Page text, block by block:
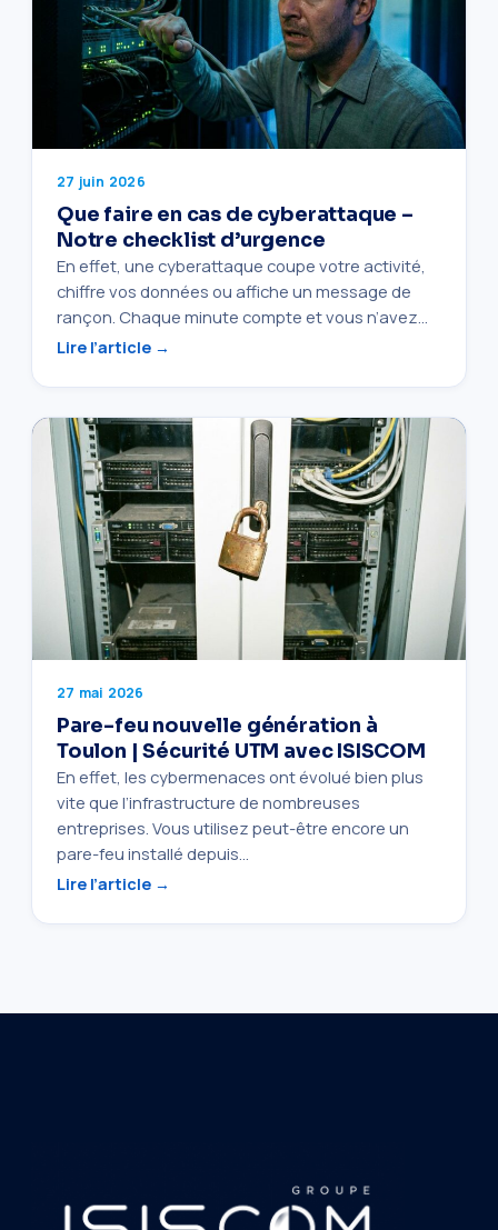
27 juin 2026
Que faire en cas de cyberattaque –
Notre checklist d’urgence
En effet, une cyberattaque coupe votre activité,
chiffre vos données ou affiche un message de
rançon. Chaque minute compte et vous n’avez…
Lire l’article →
27 mai 2026
Pare-feu nouvelle génération à
Toulon | Sécurité UTM avec ISISCOM
En effet, les cybermenaces ont évolué bien plus
vite que l’infrastructure de nombreuses
entreprises. Vous utilisez peut-être encore un
pare-feu installé depuis…
Lire l’article →